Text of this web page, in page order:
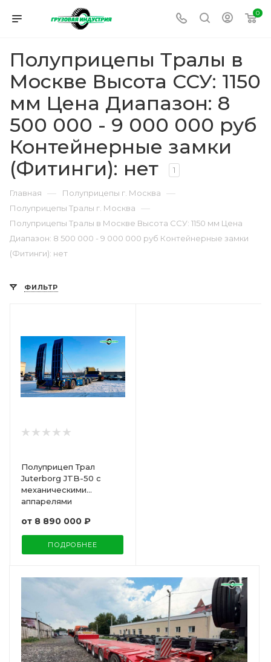
0
Полуприцепы Тралы в
Москве Высота ССУ: 1150
мм Цена Диапазон: 8
500 000 - 9 000 000 руб
Контейнерные замки
(Фитинги): нет
1
Главная — Полуприцепы г. Москва —
Полуприцепы Тралы г. Москва —
Полуприцепы Тралы в Москве Высота ССУ: 1150 мм Цена
Диапазон: 8 500 000 - 9 000 000 руб Контейнерные замки
(Фитинги): нет
ФИЛЬТР
Полуприцеп Трал
Juterborg JTB-50 с
механическими
аппарелями
от 8 890 000 ₽
ПОДРОБНЕЕ